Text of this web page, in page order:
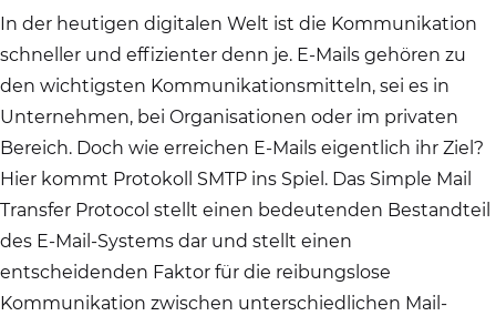
In der heutigen digitalen Welt ist die Kommunikation
schneller und effizienter denn je. E-Mails gehören zu
den wichtigsten Kommunikationsmitteln, sei es in
Unternehmen, bei Organisationen oder im privaten
Bereich. Doch wie erreichen E-Mails eigentlich ihr Ziel?
Hier kommt Protokoll SMTP ins Spiel. Das Simple Mail
Transfer Protocol stellt einen bedeutenden Bestandteil
des E-Mail-Systems dar und stellt einen
entscheidenden Faktor für die reibungslose
Kommunikation zwischen unterschiedlichen Mail-